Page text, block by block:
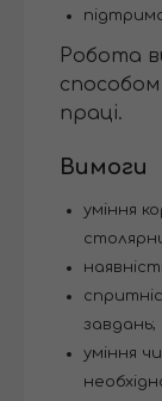
Робота
праці.
Вимоги
уміння
завдань;
уміння